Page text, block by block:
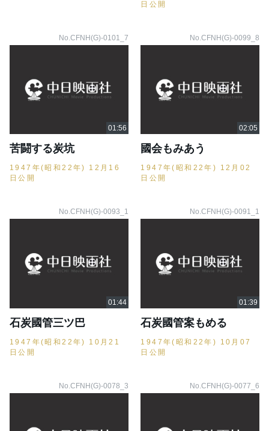
日公開
No.CFNH(G)-0101_7
苦闘する炭坑
1947年(昭和22年) 12月16
日公開
No.CFNH(G)-0099_8
國会もみあう
1947年(昭和22年) 12月02
日公開
No.CFNH(G)-0093_1
石炭國管三ツ巴
1947年(昭和22年) 10月21
日公開
No.CFNH(G)-0091_1
石炭國管案もめる
1947年(昭和22年) 10月07
日公開
No.CFNH(G)-0078_3 No.CFNH(G)-0077_6